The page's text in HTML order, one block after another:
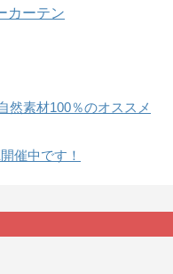
カーテン
然素材100％のオススメ
催中です！